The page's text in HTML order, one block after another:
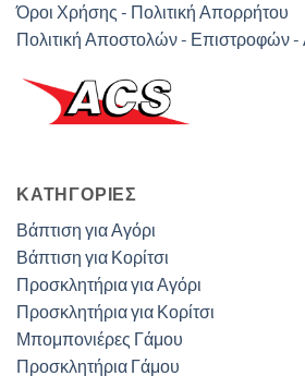
Όροι Χρήσης - Πολιτική Απορρήτου
Πολιτική Αποστολών - Επιστροφών
ΚΑΤΗΓΟΡΊΕΣ
Βάπτιση για Αγόρι
Βάπτιση για Κορίτσι
Προσκλητήρια για Αγόρι
Προσκλητήρια για Κορίτσι
Μπομπονιέρες Γάμου
Προσκλητήρια Γάμου